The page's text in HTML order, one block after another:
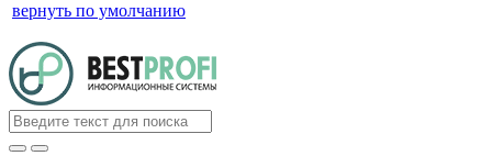
вернуть по умолчанию